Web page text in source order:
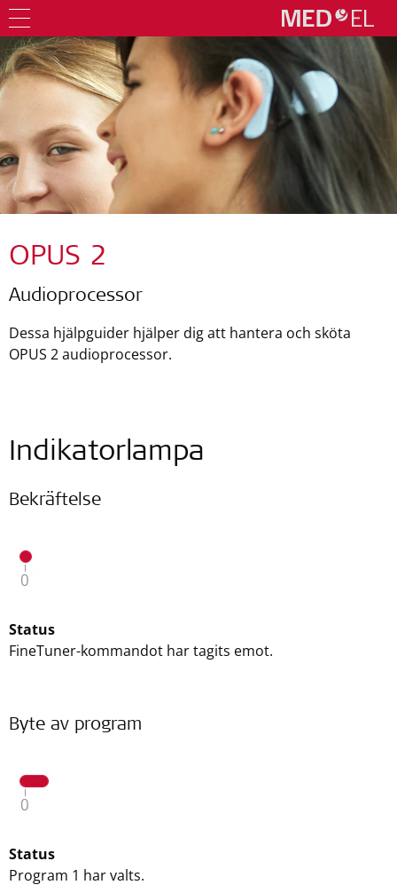
OPUS 2
Audioprocessor
Dessa hjälpguider hjälper dig att hantera och sköta
OPUS 2 audioprocessor.
Indikatorlampa
Bekräftelse
Status
FineTuner-kommandot har tagits emot.
Byte av program
Status
Program 1 har valts.